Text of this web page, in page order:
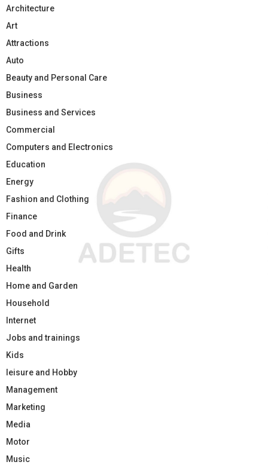
Architecture
Art
Attractions
Auto
Beauty and Personal Care
Business
Business and Services
Commercial
Computers and Electronics
Education
Energy
Fashion and Clothing
Finance
Food and Drink
Gifts
Health
Home and Garden
Household
Internet
Jobs and trainings
Kids
leisure and Hobby
Management
Marketing
Media
Motor
Music